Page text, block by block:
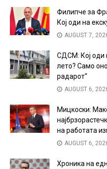
Филипче за
Кој оди на
AUGUST 7,
СДСМ: Кој оди
лето? Само
радарот“
AUGUST 6,
Мицкоски:
на работата
AUGUST 6,
Хроника на